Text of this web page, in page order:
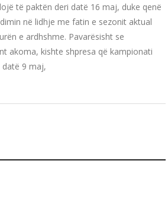
të paktën deri datë 16 maj, duke qenë
në lidhje me fatin e sezonit aktual
e ardhshme. Pavarësisht se
akoma, kishte shpresa që kampionati
9 maj,